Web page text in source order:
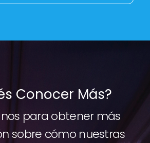
Conocer Más?
para obtener más
sobre cómo nuestras